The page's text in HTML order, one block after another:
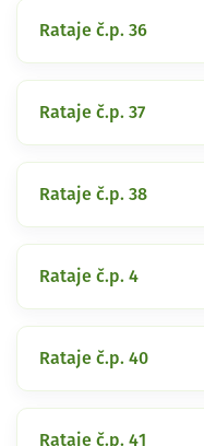
Rataje č.p. 36
Rataje č.p. 37
Rataje č.p. 38
Rataje č.p. 4
Rataje č.p. 40
Rataje č.p. 41